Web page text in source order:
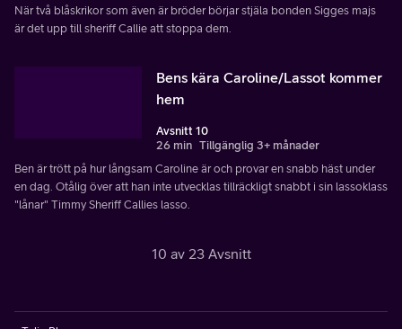
När två blåskrikor som även är bröder börjar stjäla bonden Sigges majs
är det upp till sheriff Callie att stoppa dem.
Bens kära Caroline/Lassot kommer
hem
Avsnitt 10
26 min Tillgänglig 3+ månader
Ben är trött på hur långsam Caroline är och provar en snabb häst under
en dag. Otålig över att han inte utvecklas tillräckligt snabbt i sin lassoklass
"lånar" Timmy Sheriff Callies lasso.
10 av 23 Avsnitt